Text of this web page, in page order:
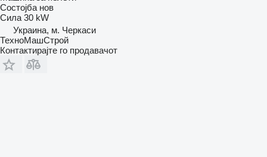
Состојба нов
Сила 30 kW
Украина, м. Черкаси
ТехноМашСтрой
Контактирајте го продавачот